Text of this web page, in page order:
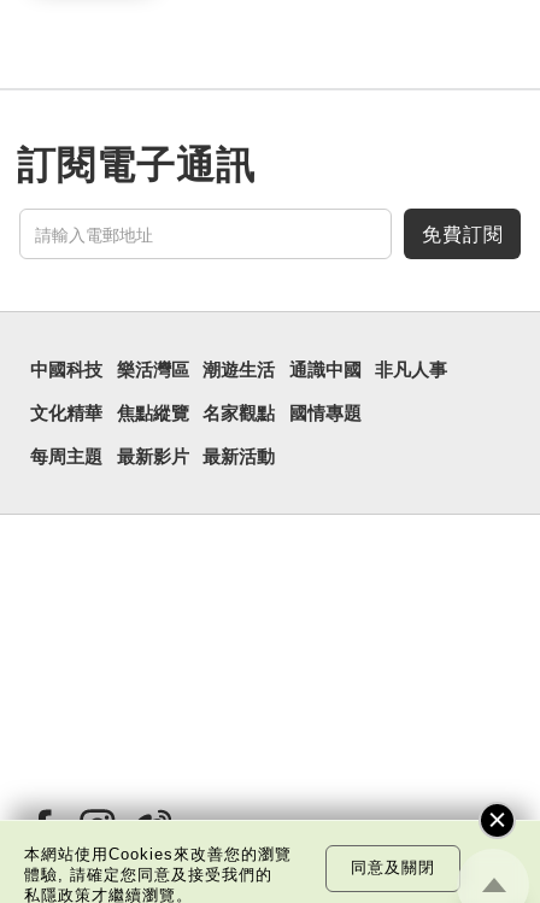
訂閱電子通訊
免費訂閱
中國科技 樂活灣區 潮遊生活 通識中國 非凡人事
文化精華 焦點縱覽 名家觀點 國情專題
每周主題 最新影片 最新活動
本網站使用Cookies來改善您的瀏覽
體驗, 請確定您同意及接受我們的
私隱政策才繼續瀏覽。
同意及關閉